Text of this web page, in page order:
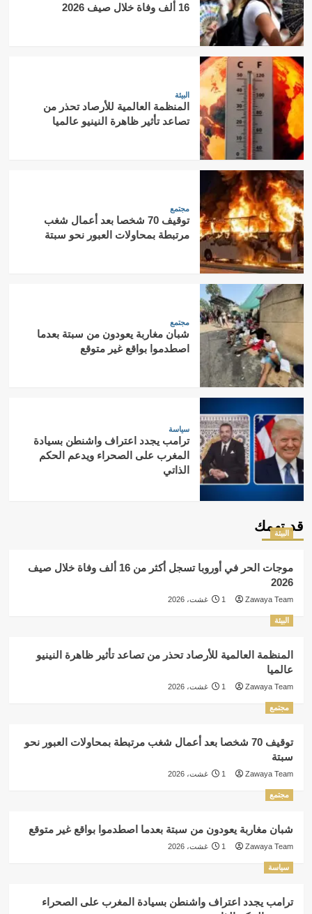
16 ألف وفاة خلال صيف 2026
البيئة
المنظمة العالمية للأرصاد تحذر من
تصاعد تأثير ظاهرة النينيو عالميا
مجتمع
توقيف 70 شخصا بعد أعمال شغب
مرتبطة بمحاولات العبور نحو سبتة
مجتمع
شبان مغاربة يعودون من سبتة بعدما
اصطدموا بواقع غير متوقع
سياسة
ترامب يجدد اعتراف واشنطن بسيادة
المغرب على الصحراء ويدعم الحكم
الذاتي
قد تهمك
البيئة
موجات الحر في أوروبا تسجل أكثر من 16 ألف وفاة خلال صيف
2026
Zawaya Team 1 غشت، 2026
البيئة
المنظمة العالمية للأرصاد تحذر من تصاعد تأثير ظاهرة النينيو
عالميا
Zawaya Team 1 غشت، 2026
مجتمع
توقيف 70 شخصا بعد أعمال شغب مرتبطة بمحاولات العبور نحو
سبتة
Zawaya Team 1 غشت، 2026
مجتمع
شبان مغاربة يعودون من سبتة بعدما اصطدموا بواقع غير متوقع
Zawaya Team 1 غشت، 2026
سياسة
ترامب يجدد اعتراف واشنطن بسيادة المغرب على الصحراء